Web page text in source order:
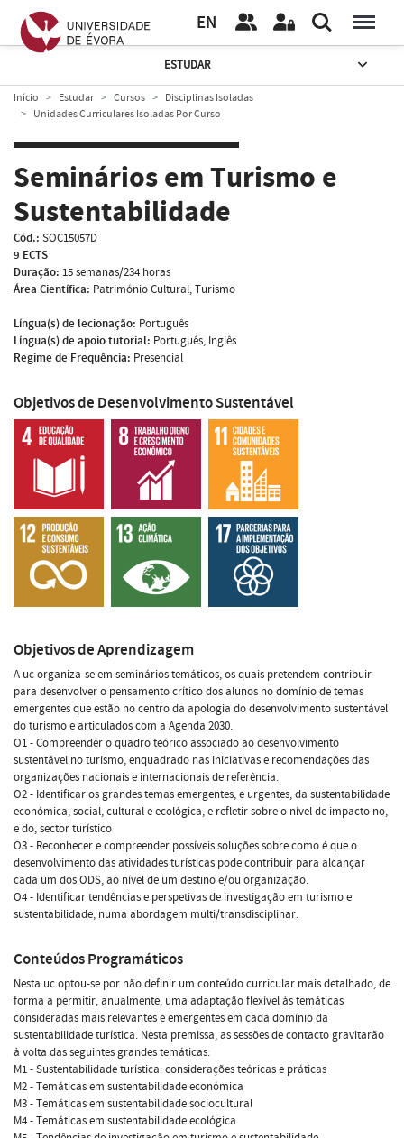
EN
ESTUDAR
Início Estudar Cursos
Disciplinas Isoladas
Unidades Curriculares Isoladas Por Curso
Seminários em Turismo e
Sustentabilidade
Cód.: SOC15057D
9 ECTS
Duração: 15 semanas/234 horas
Área Científica: Património Cultural, Turismo
Língua(s) de lecionação: Português
Língua(s) de apoio tutorial: Português, Inglês
Regime de Frequência: Presencial
Objetivos de Desenvolvimento Sustentável
Objetivos de Aprendizagem
A uc organiza-se em seminários temáticos, os quais pretendem contribuir
para desenvolver o pensamento crítico dos alunos no domínio de temas
emergentes que estão no centro da apologia do desenvolvimento sustentável
do turismo e articulados com a Agenda 2030.
O1 - Compreender o quadro teórico associado ao desenvolvimento
sustentável no turismo, enquadrado nas iniciativas e recomendações das
organizações nacionais e internacionais de referência.
O2 - Identificar os grandes temas emergentes, e urgentes, da sustentabilidade
económica, social, cultural e ecológica, e refletir sobre o nível de impacto no,
e do, sector turístico
O3 - Reconhecer e compreender possíveis soluções sobre como é que o
desenvolvimento das atividades turísticas pode contribuir para alcançar
cada um dos ODS, ao nível de um destino e/ou organização.
O4 - Identificar tendências e perspetivas de investigação em turismo e
sustentabilidade, numa abordagem multi/transdisciplinar.
Conteúdos Programáticos
Nesta uc optou-se por não definir um conteúdo curricular mais detalhado, de
forma a permitir, anualmente, uma adaptação flexível às temáticas
consideradas mais relevantes e emergentes em cada domínio da
sustentabilidade turística. Nesta premissa, as sessões de contacto gravitarão
à volta das seguintes grandes temáticas:
M1 - Sustentabilidade turística: considerações teóricas e práticas
M2 - Temáticas em sustentabilidade económica
M3 - Temáticas em sustentabilidade sociocultural
M4 - Temáticas em sustentabilidade ecológica